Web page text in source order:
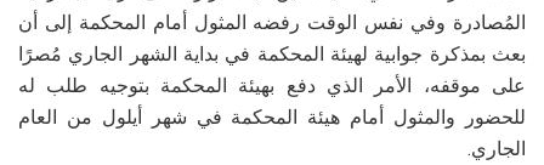
المُصادرة وفي نفس الوقت رفضه المثول أمام المحكمة إلى أن
بعث بمذكرة جوابية لهيئة المحكمة في بداية الشهر الجاري مُصرًا
على موقفه، الأمر الذي دفع بهيئة المحكمة بتوجيه طلب له
للحضور والمثول أمام هيئة المحكمة في شهر أيلول من العام
الجاري.